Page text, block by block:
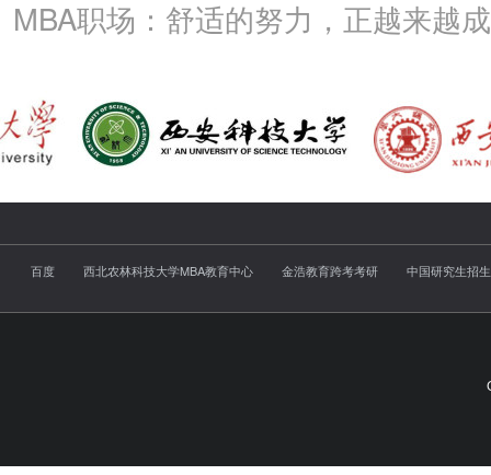
MBA职场：舒适的努力，正越来越
百度 西北农林科技大学MBA教育中心 金浩教育跨考考研 中国研究生招